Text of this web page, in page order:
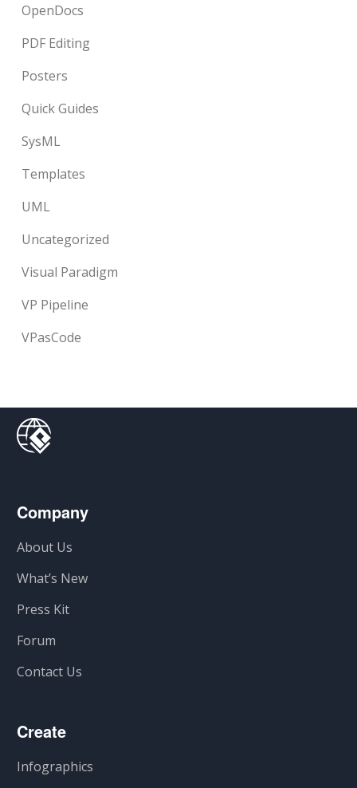
OpenDocs
PDF Editing
Posters
Quick Guides
SysML
Templates
UML
Uncategorized
Visual Paradigm
VP Pipeline
VPasCode
Company
About Us
What’s New
Press Kit
Forum
Contact Us
Create
Infographics